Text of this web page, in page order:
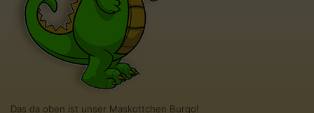
Das da oben ist unser Maskottchen Burgo!